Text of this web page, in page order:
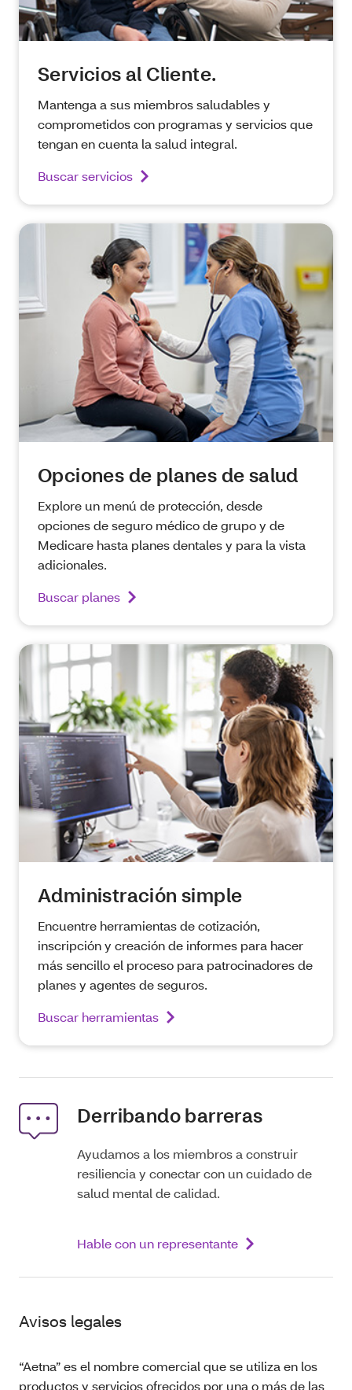
Servicios al Cliente.
Mantenga a sus miembros saludables y
comprometidos con programas y servicios que
tengan en cuenta la salud integral.
Buscar servicios
Opciones de planes de salud
Explore un menú de protección, desde
opciones de seguro médico de grupo y de
Medicare hasta planes dentales y para la vista
adicionales.
Buscar planes
Administración simple
Encuentre herramientas de cotización,
inscripción y creación de informes para hacer
más sencillo el proceso para patrocinadores de
planes y agentes de seguros.
Buscar herramientas
Derribando barreras
Ayudamos a los miembros a construir
resiliencia y conectar con un cuidado de
salud mental de calidad.
Hable con un representante
Avisos legales
“Aetna” es el nombre comercial que se utiliza en los
productos y servicios ofrecidos por una o más de las